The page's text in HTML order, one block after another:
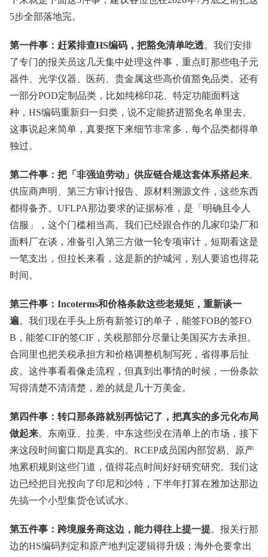
5步全部落地完。
第一件事：赶紧排查HS编码，把豁免清单吃透。我们安排
了专门的报关员这几天集中处理这件事，重点盯那些电子元
器件、光学仪器、医药、贵金属这些高价值豁免品类。还有
一部分POD定制品类，比如纯棉印花、特定功能面料这
种，HS编码重新归一归类，说不定能挤进豁免名单里去。
这事说起来简单，真要抠下来细节非常多，每个品类都得单
独过。
第二件事：把「非强迫劳动」供应链合规这套体系搭起来。
供应商声明、第三方审计报告、原材料溯源文件，这些东西
都得备齐。UFLPA那边要求的证据标准，是「明确且令人
信服」，这个门槛相当高。我们已经跟合作的几家印染厂和
面料厂在谈，准备引入第三方做一轮专项审计，短期看这是
一笔支出，但拉长来看，这是新的护城河，别人要追也得花
时间。
第三件事：Incoterms和价格条款这些老规矩，重新谈一
遍。我们现在手头上所有新签订的单子，能签FOB的签FO
B，能签CIF的签CIF，关税那部分尽量让美国买方去承担。
合同里也把关税承担方和价格调整机制写死，省得事后扯
皮。这件事看着像走流程，但真到出事情的时候，一份条款
写得清楚不清清楚，差的就是几十万美金。
第四件事：转口那条路就别再惦记了，把真实的多元化布局
做起来。东南亚、拉美、中东这些没在清单上的市场，接下
来这段时间窗口期是真实的。RCEP成员国内部贸易、原产
地累积规则这些门道，值得花点时间好好研究研究。我们这
边已经把目光投向了印尼和沙特，下半年打算在雅加达那边
先搞一个小型集货仓试试水。
第五件事：跨境服务商这边，能力得往上提一提。报关行那
边的HS编码判定和原产地判定逻辑得升级；海外仓要拿出